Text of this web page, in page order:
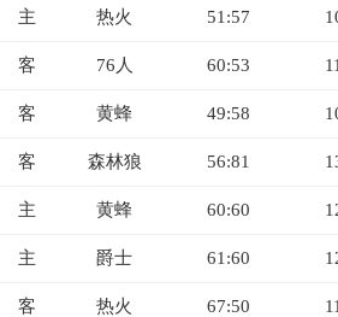
主 热火 51:57
客 76人 60:53
客 黄蜂 49:58
客 森林狼 56:81
主 黄蜂 60:60
主 爵士 61:60
客 热火 67:50